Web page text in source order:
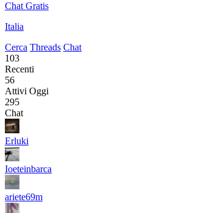
Chat Gratis
Italia
Cerca Threads Chat
103
Recenti
56
Attivi Oggi
295
Chat
Erluki
Ioeteinbarca
ariete69m